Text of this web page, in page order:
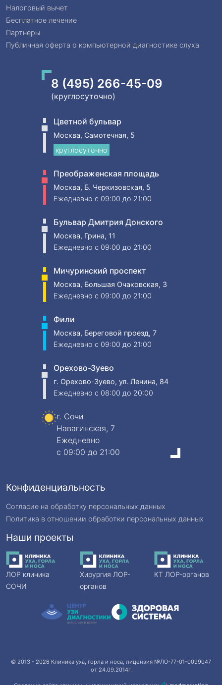
Налоговый вычет
Бесплатное лечение
Партнеры
Публичная оферта о компьютерной диагностике слуха
8 (495) 266-45-09
(круглосуточно)
Цветной бульвар
Москва, Самотечная, 5
круглосуточно
Преображенская площадь
Москва, Б. Черкизовская, 5
Ежедневно c 09:00 до 21:00
Бульвар Дмитрия Донского
Москва, Грина, 11
Ежедневно c 09:00 до 21:00
Мичуринский проспект
Москва, Большая Очаковская, 3
Ежедневно c 09:00 до 21:00
Фили
Москва, Береговой проезд, 7
Ежедневно c 09:00 до 21:00
Орехово-Зуево
г. Орехово-Зуево, ул. Ленина, 84
Ежедневно c 08:00 до 20:00
г. Сочи
Навагинская, 7
Ежедневно
c 09:00 до 21:00
Конфиденциальность
Согласие на обработку персональных данных
Политика в отношении обработки персональных данных
Наши проекты
ЛОР клиника
СОЧИ
Хирургия ЛОР-
органов
КТ ЛОР-органов
© 2013 - 2026 Клиника уха, горла и носа , лицензия №ЛО-77-01-0099047
от 24.09.2014г.